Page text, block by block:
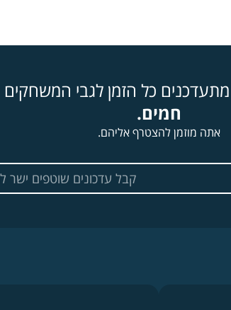
כל הזמן לגבי המשחקים
חמים.
אתה מוזמן להצטרף אליהם.